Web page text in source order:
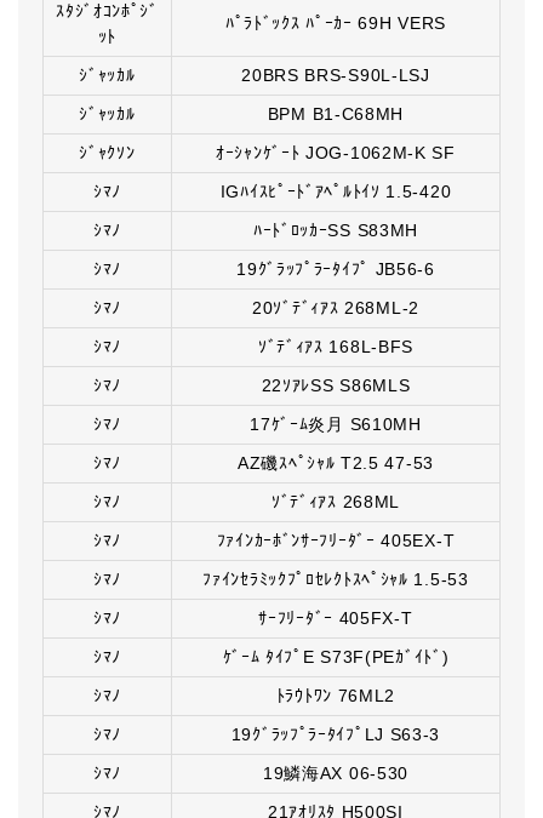
ｽﾀｼﾞｵｺﾝﾎﾟｼﾞ
ｯﾄ
ﾊﾟﾗﾄﾞｯｸｽ ﾊﾟｰｶｰ 69H VERS
ｼﾞｬｯｶﾙ
20BRS BRS-S90L-LSJ
ｼﾞｬｯｶﾙ
BPM B1-C68MH
ｼﾞｬｸｿﾝ
ｵｰｼｬﾝｹﾞｰﾄ JOG-1062M-K SF
ｼﾏﾉ
IGﾊｲｽﾋﾟｰﾄﾞｱﾍﾟﾙﾄｲｿ 1.5-420
ｼﾏﾉ
ﾊｰﾄﾞﾛｯｶｰSS S83MH
ｼﾏﾉ
19ｸﾞﾗｯﾌﾟﾗｰﾀｲﾌﾟ JB56-6
ｼﾏﾉ
20ｿﾞﾃﾞｨｱｽ 268ML-2
ｼﾏﾉ
ｿﾞﾃﾞｨｱｽ 168L-BFS
ｼﾏﾉ
22ｿｱﾚSS S86MLS
ｼﾏﾉ
17ｹﾞｰﾑ炎月 S610MH
ｼﾏﾉ
AZ磯ｽﾍﾟｼｬﾙ T2.5 47-53
ｼﾏﾉ
ｿﾞﾃﾞｨｱｽ 268ML
ｼﾏﾉ
ﾌｧｲﾝｶｰﾎﾞﾝｻｰﾌﾘｰﾀﾞｰ 405EX-T
ｼﾏﾉ
ﾌｧｲﾝｾﾗﾐｯｸﾌﾟﾛｾﾚｸﾄｽﾍﾟｼｬﾙ 1.5-53
ｼﾏﾉ
ｻｰﾌﾘｰﾀﾞｰ 405FX-T
ｼﾏﾉ
ｹﾞｰﾑ ﾀｲﾌﾟE S73F(PEｶﾞｲﾄﾞ)
ｼﾏﾉ
ﾄﾗｳﾄﾜﾝ 76ML2
ｼﾏﾉ
19ｸﾞﾗｯﾌﾟﾗｰﾀｲﾌﾟLJ S63-3
ｼﾏﾉ
19鱗海AX 06-530
ｼﾏﾉ
21ｱｵﾘｽﾀ H500SI